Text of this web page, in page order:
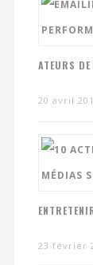
ATEURS DE
20 avril
23 février